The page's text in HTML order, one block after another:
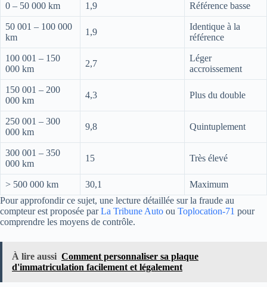
0 – 50 000 km 1,9 Référence basse
50 001 – 100 000
km
1,9
Identique à la
référence
100 001 – 150
000 km
2,7
Léger
accroissement
150 001 – 200
000 km
4,3 Plus du double
250 001 – 300
000 km
9,8 Quintuplement
300 001 – 350
000 km
15 Très élevé
> 500 000 km 30,1
Maximum
Pour approfondir ce sujet, une lecture détaillée sur la fraude au
compteur est proposée parLa Tribune Auto ou Toplocation-71 pour
comprendre les moyens de contrôle.
À lire aussi Comment personnaliser sa plaque
d'immatriculation facilement et légalement